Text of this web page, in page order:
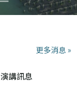
更多消息 »
演講訊息